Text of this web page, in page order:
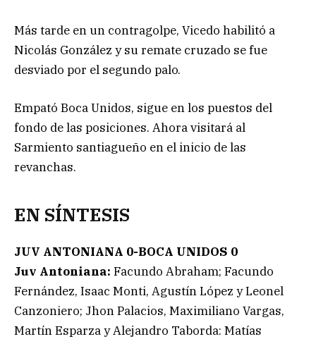
Más tarde en un contragolpe, Vicedo habilitó a
Nicolás González y su remate cruzado se fue
desviado por el segundo palo.
Empató Boca Unidos, sigue en los puestos del
fondo de las posiciones. Ahora visitará al
Sarmiento santiagueño en el inicio de las
revanchas.
EN SÍNTESIS
JUV ANTONIANA 0-BOCA UNIDOS 0
Juv Antoniana: Facundo Abraham; Facundo
Fernández, Isaac Monti, Agustín López y Leonel
Canzoniero; Jhon Palacios, Maximiliano Vargas,
Martín Esparza y Alejandro Taborda: Matías